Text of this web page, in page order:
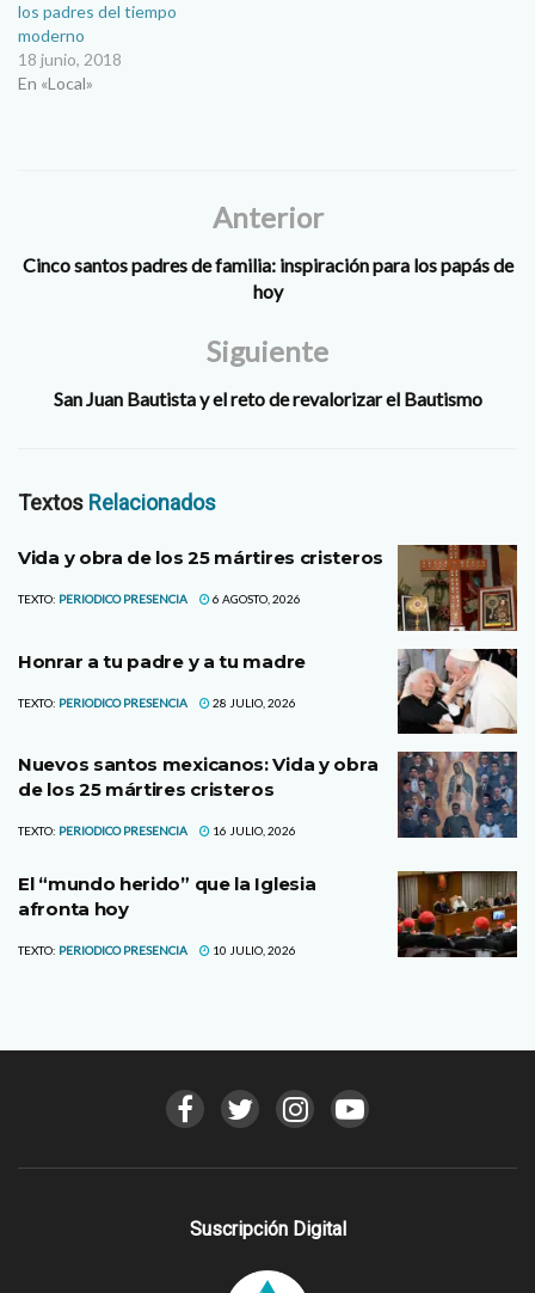
los padres del tiempo
moderno
18 junio, 2018
En «Local»
Anterior
Cinco santos padres de familia: inspiración para los papás de
hoy
Siguiente
San Juan Bautista y el reto de revalorizar el Bautismo
Textos Relacionados
Vida y obra de los 25 mártires cristeros
TEXTO: PERIODICO PRESENCIA 6 AGOSTO, 2026
Honrar a tu padre y a tu madre
TEXTO: PERIODICO PRESENCIA 28 JULIO, 2026
Nuevos santos mexicanos: Vida y obra
de los 25 mártires cristeros
TEXTO: PERIODICO PRESENCIA 16 JULIO, 2026
El “mundo herido” que la Iglesia
afronta hoy
TEXTO: PERIODICO PRESENCIA 10 JULIO, 2026
Suscripción Digital